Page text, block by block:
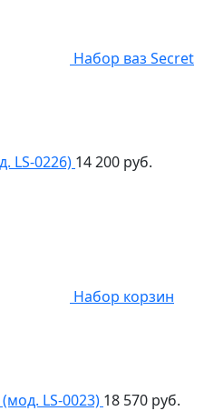
Набор ваз Secret
LS-0226) 14 200 руб.
Набор корзин
LS-0023) 18 570 руб.